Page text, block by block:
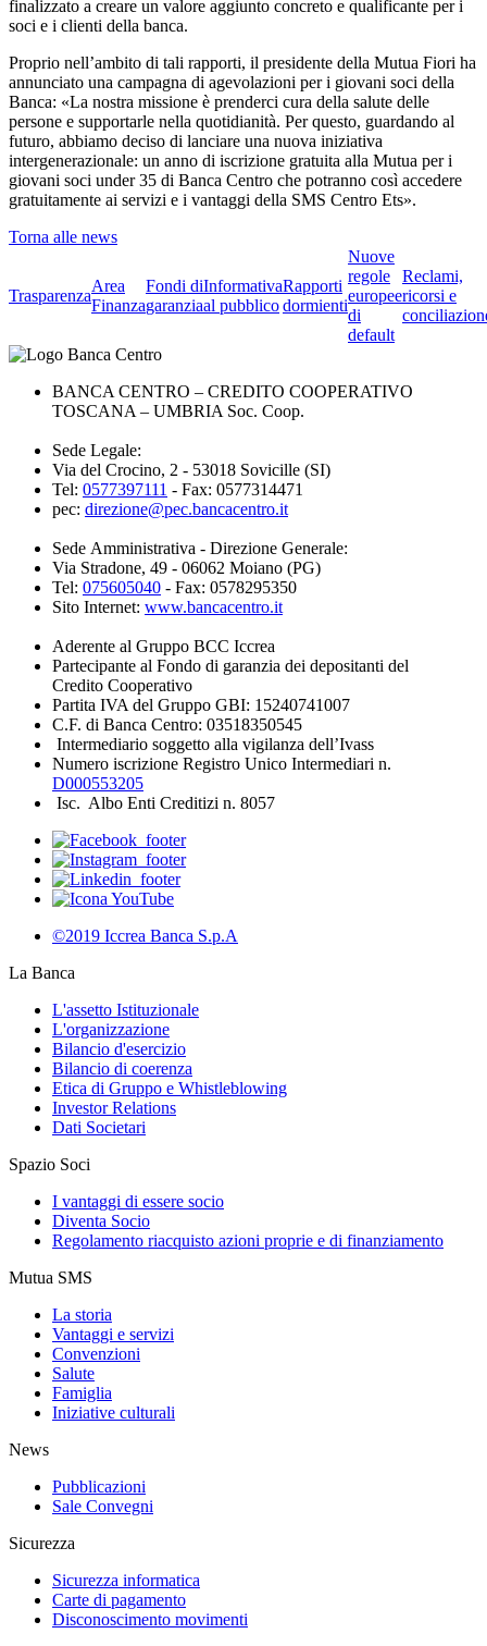
finalizzato a creare un valore aggiunto concreto e qualificante per i
soci e i clienti della banca.
Proprio nell’ambito di tali rapporti, il presidente della Mutua Fiori ha
annunciato una campagna di agevolazioni per i giovani soci della
Banca: «La nostra missione è prenderci cura della salute delle
persone e supportarle nella quotidianità. Per questo, guardando al
futuro, abbiamo deciso di lanciare una nuova iniziativa
intergenerazionale: un anno di iscrizione gratuita alla Mutua per i
giovani soci under 35 di Banca Centro che potranno così accedere
gratuitamente ai servizi e i vantaggi della SMS Centro Ets».
Torna alle news
Trasparenza
Area
Finanza
Fondi di
garanzia
Informativa
al pubblico
Rapporti
dormienti
Nuove
regole
europee
di
default
Reclami,
ricorsi e
BANCA CENTRO – CREDITO COOPERATIVO
TOSCANA – UMBRIA Soc. Coop.
Sede Legale:
Via del Crocino, 2 - 53018 Sovicille (SI)
Tel: 0577397111 - Fax: 0577314471
pec: direzione@pec.bancacentro.it
Sede Amministrativa - Direzione Generale:
Via Stradone, 49 - 06062 Moiano (PG)
Tel: 075605040 - Fax: 0578295350
Sito Internet: www.bancacentro.it
Aderente al Gruppo BCC Iccrea
Partecipante al Fondo di garanzia dei depositanti del
Credito Cooperativo
Partita IVA del Gruppo GBI: 15240741007
C.F. di Banca Centro: 03518350545
Intermediario soggetto alla vigilanza dell’Ivass
Numero iscrizione Registro Unico Intermediari n.
D000553205
Isc. Albo Enti Creditizi n. 8057
©2019 Iccrea Banca S.p.A
La Banca
L'assetto Istituzionale
L'organizzazione
Bilancio d'esercizio
Bilancio di coerenza
Etica di Gruppo e Whistleblowing
Investor Relations
Dati Societari
Spazio Soci
I vantaggi di essere socio
Diventa Socio
Regolamento riacquisto azioni proprie e di finanziamento
Mutua SMS
La storia
Vantaggi e servizi
Convenzioni
Salute
Famiglia
Iniziative culturali
News
Pubblicazioni
Sale Convegni
Sicurezza
Sicurezza informatica
Carte di pagamento
Disconoscimento movimenti